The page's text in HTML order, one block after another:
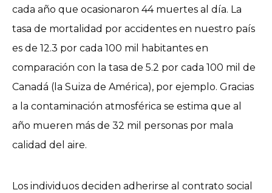
cada año que ocasionaron 44 muertes al día. La
tasa de mortalidad por accidentes en nuestro país
es de 12.3 por cada 100 mil habitantes en
comparación con la tasa de 5.2 por cada 100 mil de
Canadá (la Suiza de América), por ejemplo. Gracias
a la contaminación atmosférica se estima que al
año mueren más de 32 mil personas por mala
calidad del aire.
Los individuos deciden adherirse al contrato social